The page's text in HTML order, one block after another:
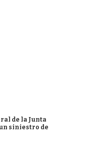
de la Junta
siniestro de